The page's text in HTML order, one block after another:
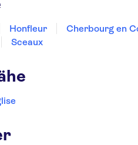
Honfleur Cherbourg en
Sceaux